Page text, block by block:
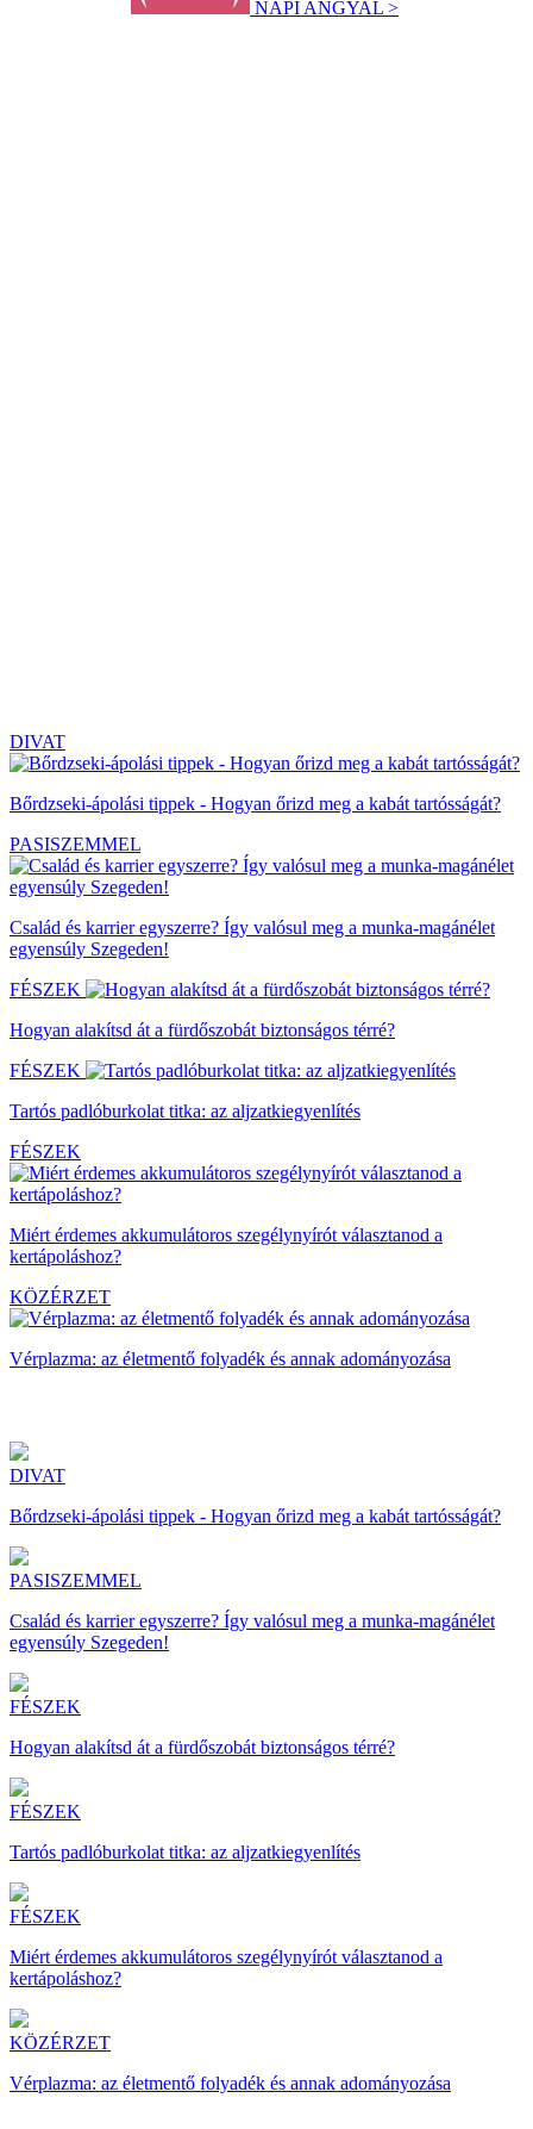
NAPI ANGYAL >
DIVAT
Bőrdzseki-ápolási tippek - Hogyan őrizd meg a kabát tartósságát?
PASISZEMMEL
Család és karrier egyszerre? Így valósul meg a munka-magánélet
egyensúly Szegeden!
FÉSZEK
Hogyan alakítsd át a fürdőszobát biztonságos térré?
FÉSZEK
Tartós padlóburkolat titka: az aljzatkiegyenlítés
FÉSZEK
Miért érdemes akkumulátoros szegélynyírót választanod a
kertápoláshoz?
KÖZÉRZET
Vérplazma: az életmentő folyadék és annak adományozása
DIVAT
Bőrdzseki-ápolási tippek - Hogyan őrizd meg a kabát tartósságát?
PASISZEMMEL
Család és karrier egyszerre? Így valósul meg a munka-magánélet
egyensúly Szegeden!
FÉSZEK
Hogyan alakítsd át a fürdőszobát biztonságos térré?
FÉSZEK
Tartós padlóburkolat titka: az aljzatkiegyenlítés
FÉSZEK
Miért érdemes akkumulátoros szegélynyírót választanod a
kertápoláshoz?
KÖZÉRZET
Vérplazma: az életmentő folyadék és annak adományozása